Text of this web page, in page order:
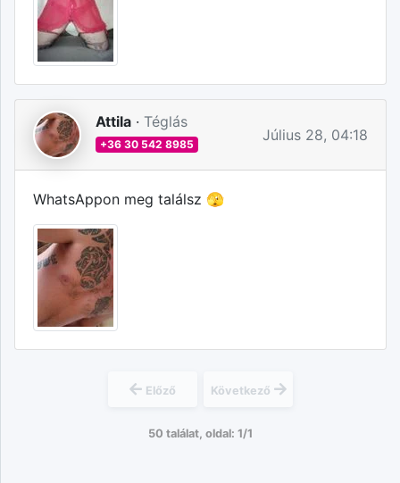
Attila · Téglás
+36 30 542 8985
Július 28, 04:18
WhatsAppon meg találsz 🫣
Előző Következő
50 találat, oldal: 1/1